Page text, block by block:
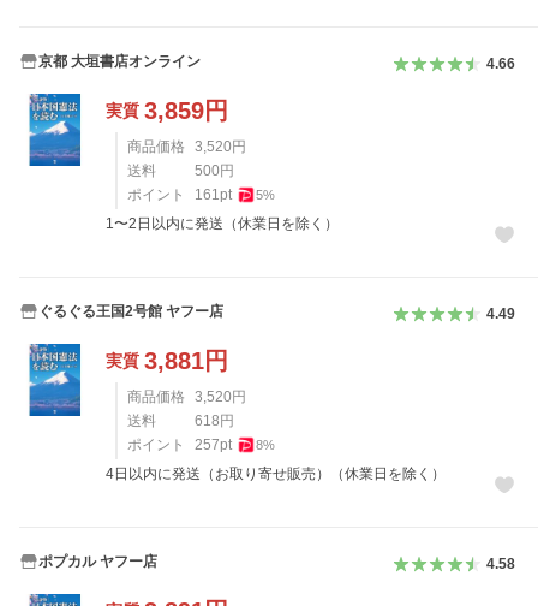
京都 大垣書店オンライン 4.66
実質 3,859円
商品価格 3,520 円
送料
500 円
ポイント
161pt 5%
1〜2日以内に発送（休業日を除く）
ぐるぐる王国2号館 ヤフー店 4.49
実質 3,881円
商品価格 3,520 円
送料
618 円
ポイント
257pt 8%
4日以内に発送（お取り寄せ販売）（休業日を除く）
ポプカル ヤフー店 4.58